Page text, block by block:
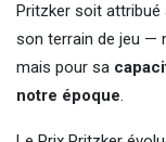
Pritzker soit attribué
son terrain de jeu —
mais pour sa
notre époque.